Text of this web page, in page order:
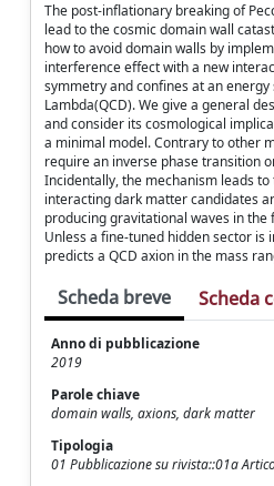
The post-inflationary breaking of
lead to the cosmic domain wall
how to avoid domain walls by
interference effect with a new
symmetry and confines at an
Lambda(QCD). We give a general
and consider its cosmological
a minimal model. Contrary to other
require an inverse phase transition
Incidentally, the mechanism leads
interacting dark matter candidates
producing gravitational waves in the
Unless a fine-tuned hidden sector is
predicts a QCD axion in the mass
Scheda breve Scheda
Anno di pubblicazione
2019
Parole chiave
domain walls, axions, dark matter
Tipologia
01 Pubblicazione su rivista::01a